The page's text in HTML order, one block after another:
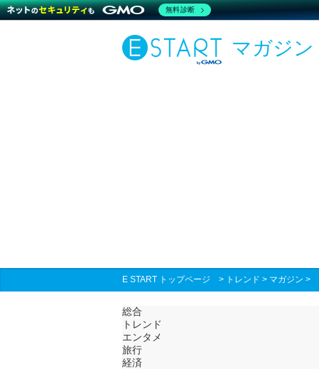
マガジン
E START トップページ > トレンド > マガジン >
総合
トレンド
エンタメ
旅行
経済
無料診断